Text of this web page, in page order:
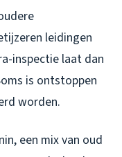
leidingen
inspectie laat dan
is ontstoppen
worden.
een mix van oud